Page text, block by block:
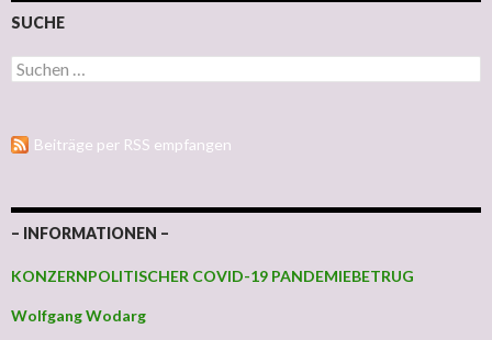
SUCHE
Suchen nach:
Beiträge per RSS empfangen
– INFORMATIONEN –
KONZERNPOLITISCHER COVID-19 PANDEMIEBETRUG
Wolfgang Wodarg